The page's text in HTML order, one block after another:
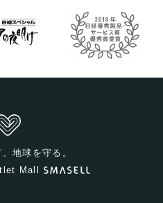
地球を守る。
Mall